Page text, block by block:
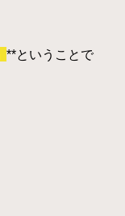
**ということで